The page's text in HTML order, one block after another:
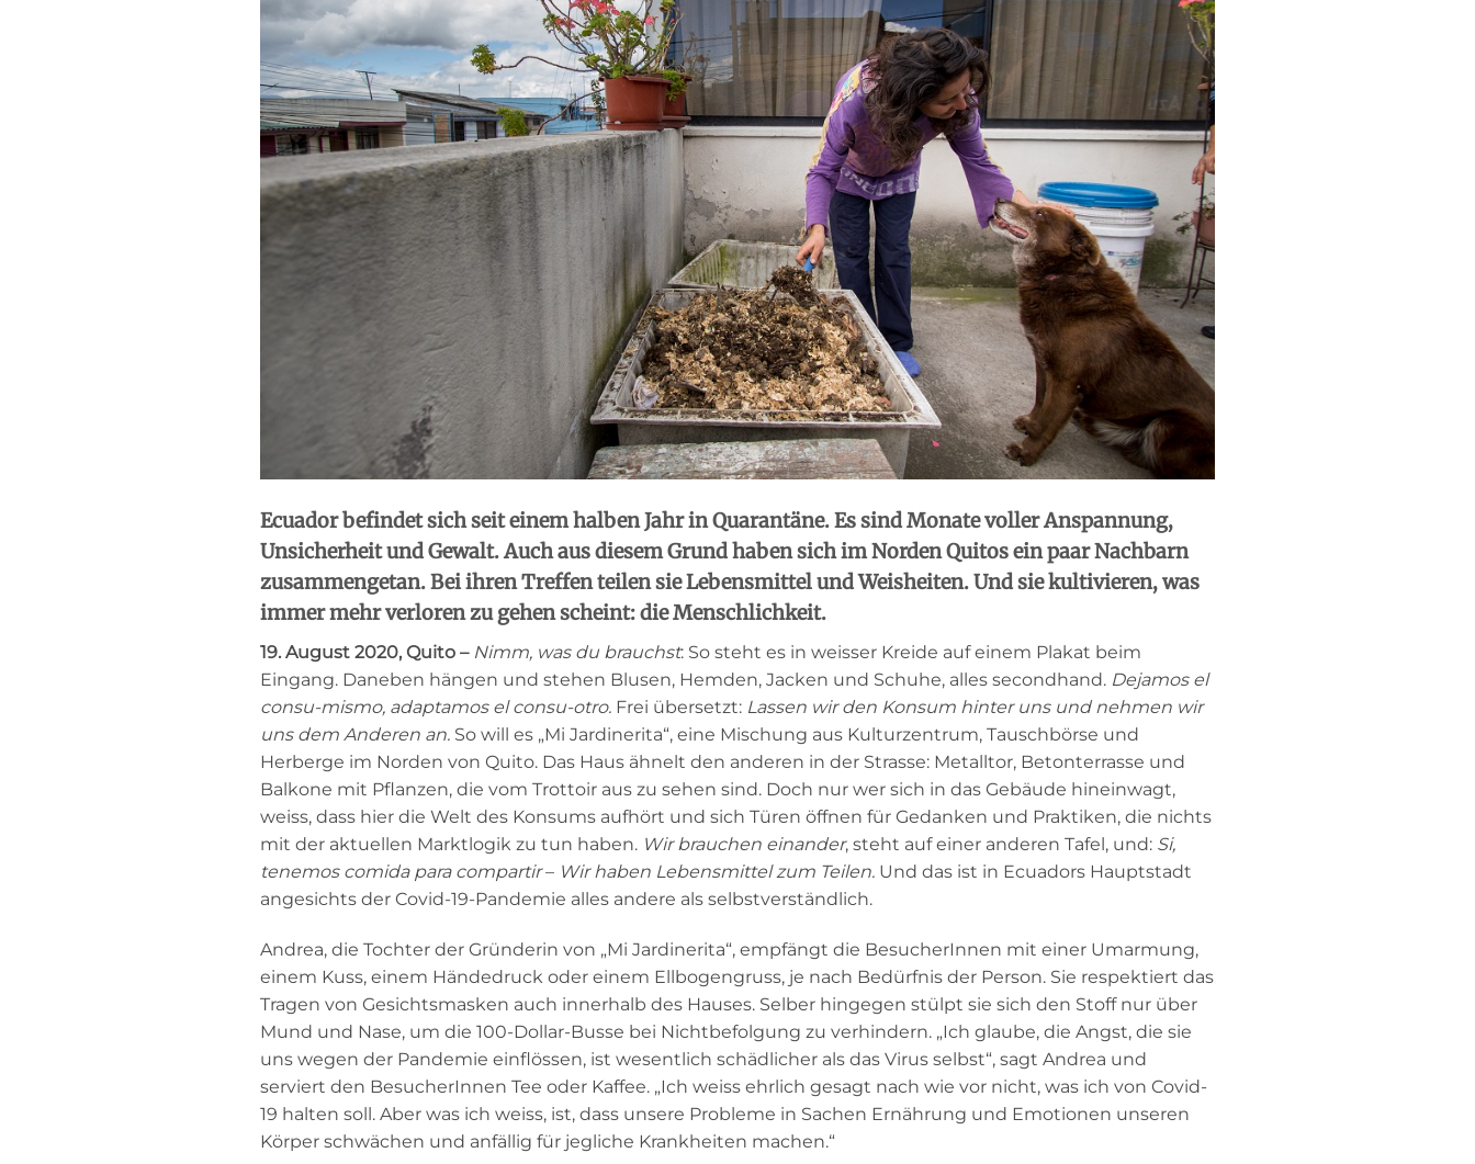
Ecuador befindet sich seit einem halben Jahr in Quarantäne. Es sind Monate voller Anspannung,
Unsicherheit und Gewalt. Auch aus diesem Grund haben sich im Norden Quitos ein paar Nachbarn
zusammengetan. Bei ihren Treffen teilen sie Lebensmittel und Weisheiten. Und sie kultivieren, was
immer mehr verloren zu gehen scheint: die Menschlichkeit.
19. August 2020, Quito – Nimm, was du brauchst: So steht es in weisser Kreide auf einem Plakat beim
Eingang. Daneben hängen und stehen Blusen, Hemden, Jacken und Schuhe, alles secondhand. Dejamos el
consu-mismo, adaptamos el consu-otro. Frei übersetzt: Lassen wir den Konsum hinter uns und nehmen wir
uns dem Anderen an. So will es „Mi Jardinerita“, eine Mischung aus Kulturzentrum, Tauschbörse und
Herberge im Norden von Quito. Das Haus ähnelt den anderen in der Strasse: Metalltor, Betonterrasse und
Balkone mit Pflanzen, die vom Trottoir aus zu sehen sind. Doch nur wer sich in das Gebäude hineinwagt,
weiss, dass hier die Welt des Konsums aufhört und sich Türen öffnen für Gedanken und Praktiken, die nichts
mit der aktuellen Marktlogik zu tun haben. Wir brauchen einander, steht auf einer anderen Tafel, und: Si,
tenemos comida para compartir– Wir haben Lebensmittel zum Teilen. Und das ist in Ecuadors Hauptstadt
angesichts der Covid-19-Pandemie alles andere als selbstverständlich.
Andrea, die Tochter der Gründerin von „Mi Jardinerita“, empfängt die BesucherInnen mit einer Umarmung,
einem Kuss, einem Händedruck oder einem Ellbogengruss, je nach Bedürfnis der Person. Sie respektiert das
Tragen von Gesichtsmasken auch innerhalb des Hauses. Selber hingegen stülpt sie sich den Stoff nur über
Mund und Nase, um die 100-Dollar-Busse bei Nichtbefolgung zu verhindern. „Ich glaube, die Angst, die sie
uns wegen der Pandemie einflössen, ist wesentlich schädlicher als das Virus selbst“, sagt Andrea und
serviert den BesucherInnen Tee oder Kaffee. „Ich weiss ehrlich gesagt nach wie vor nicht, was ich von Covid-
19 halten soll. Aber was ich weiss, ist, dass unsere Probleme in Sachen Ernährung und Emotionen unseren
Körper schwächen und anfällig für jegliche Krankheiten machen.“